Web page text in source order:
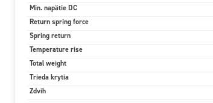
Min. napätie DC
Return spring force
Spring return
Temperature rise
Total weight
Trieda krytia
Zdvih